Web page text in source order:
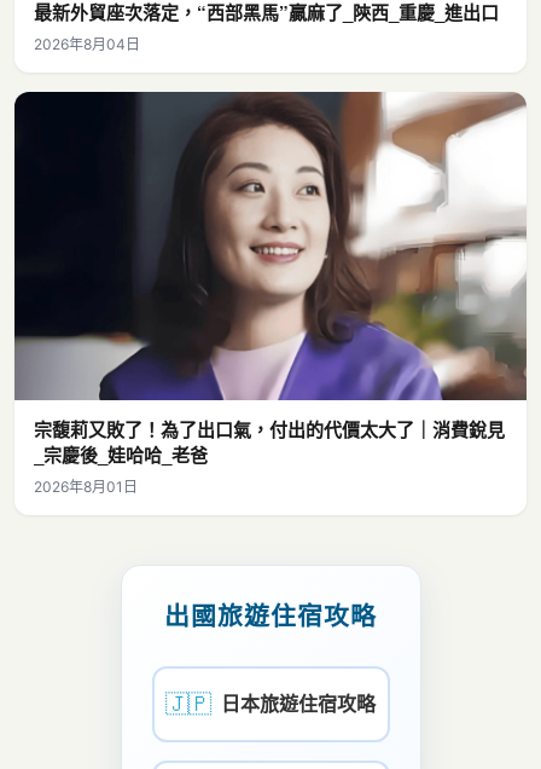
最新外貿座次落定，“西部黑馬”贏麻了_陝西_重慶_進出口
2026年8月04日
宗馥莉又敗了！為了出口氣，付出的代價太大了｜消費銳見
_宗慶後_娃哈哈_老爸
2026年8月01日
出國旅遊住宿攻略
🇯🇵 日本旅遊住宿攻略